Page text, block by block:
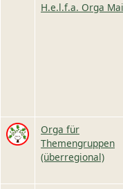
H.e.l.f.a. Orga
Image
Orga für
Themengruppen
(überregional)